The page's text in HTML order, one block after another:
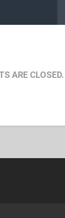
ARE CLOSED.